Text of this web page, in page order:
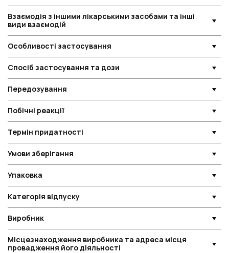
Взаємодія з іншими лікарськими засобами та інші
види взаємодій
Особливості застосування
Спосіб застосування та дози
Передозування
Побічні реакції
Термін придатності
Умови зберігання
Упаковка
Категорія відпуску
Виробник
Місцезнаходження виробника та адреса місця
провадження його діяльності